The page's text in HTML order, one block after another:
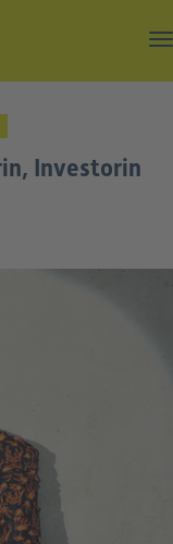
Investorin